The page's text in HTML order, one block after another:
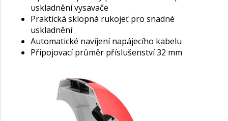
uskladnění vysavače
Praktická sklopná rukojeť pro snadné
uskladnění
Automatické navíjení napájecího kabelu
Připojovací průměr příslušenství 32 mm